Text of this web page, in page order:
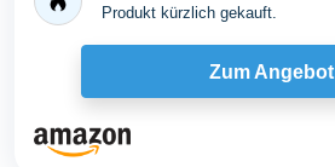
Produkt kürzlich gekauft.
Zum Angebot